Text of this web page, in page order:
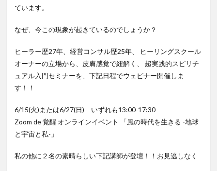
ています。
なぜ、今この現象が起きているのでしょうか？
ヒーラー歴27年、経営コンサル歴25年、 ヒーリングスクール
オーナーの立場から、皮膚感覚で紐解く、 超実践的スピリチ
ュアル入門セミナーを、下記日程でウェビナー開催しま
す！！
6/15(火)または6/27(日) いずれも13:00-17:30
Zoom de 覚醒 オンラインイベント 「風の時代を生きる -地球
と宇宙と私-」
私の他に２名の素晴らしい下記講師が登壇！！お見逃しなく